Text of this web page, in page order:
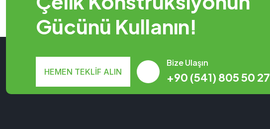
Gücünü Kullanın!
HEMEN TEKLIF ALIN
Bize Ulaşın
+90 (541) 805 50 27